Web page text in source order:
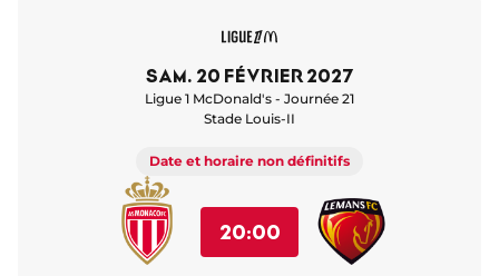
sam. 20 février 2027
Ligue 1 McDonald's - Journée 21
Stade Louis-II
Date et horaire non définitifs
20:00